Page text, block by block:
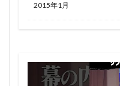
2015年1月